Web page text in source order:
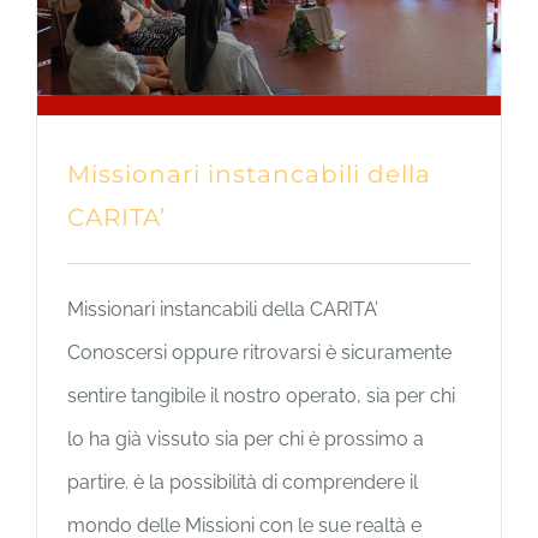
Missionari instancabili della
CARITA’
Missionari instancabili della CARITA’
Conoscersi oppure ritrovarsi è sicuramente
sentire tangibile il nostro operato, sia per chi
lo ha già vissuto sia per chi è prossimo a
partire. è la possibilità di comprendere il
mondo delle Missioni con le sue realtà e